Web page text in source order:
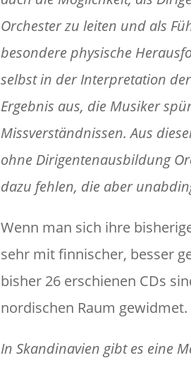
Orchester zu leiten und als
besondere physische
selbst in der Interpretation
Ergebnis aus, die Musiker
Missverständnissen. Aus
ohne Dirigentenausbildung
dazu fehlen, die aber
Wenn man sich ihre
sehr mit finnischer, besser
bisher 26 erschienen CDs
nordischen Raum
In Skandinavien gibt es eine